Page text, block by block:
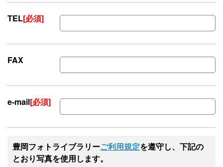
TEL[必須]
FAX
e-mail[必須]
豊岡フォトライブラリーご利用規定を遵守し、下記の
とおり写真を使用します。